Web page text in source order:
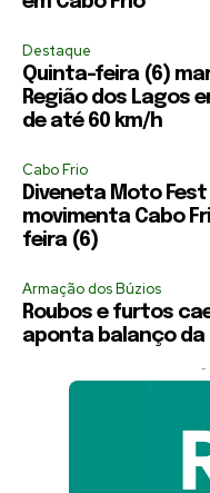
Destaque
Quinta-feira (6)
Região dos Lagos
de até 60 km/h
Cabo Frio
Diveneta Moto
movimenta Cabo
feira (6)
Armação dos Búzios
Roubos e furtos
aponta balanço da
-